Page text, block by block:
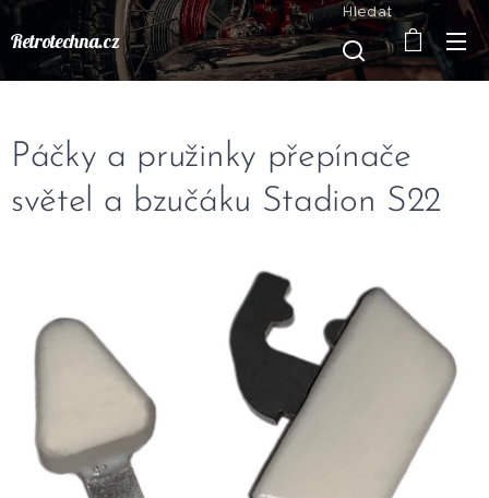
Retrotechna.cz
Hledat
Páčky a pružinky přepínače
světel a bzučáku Stadion S22